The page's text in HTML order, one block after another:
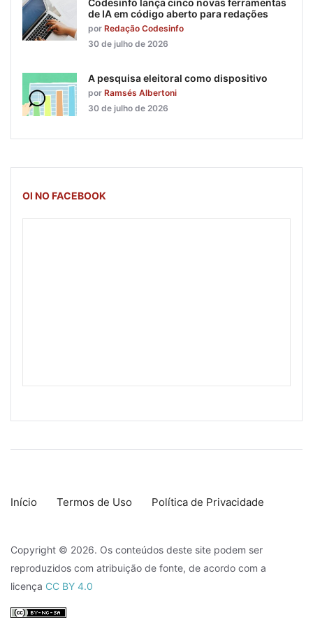
de IA em código aberto para redações
por Redação Codesinfo
30 de julho de 2026
A pesquisa eleitoral como dispositivo
por Ramsés Albertoni
30 de julho de 2026
OI NO FACEBOOK
Início Termos de Uso Política de Privacidade
Copyright © 2026. Os conteúdos deste site podem ser
reproduzidos com atribuição de fonte, de acordo com a
licença CC BY 4.0